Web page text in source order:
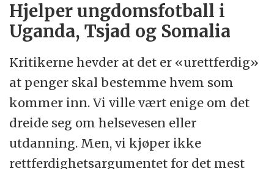
Hjelper ungdomsfotball i
Uganda, Tsjad og Somalia
Kritikerne hevder at det er «urettferdig»
at penger skal bestemme hvem som
kommer inn. Vi ville vært enige om det
dreide seg om helsevesen eller
utdanning. Men, vi kjøper ikke
rettferdighetsargumentet for det mest